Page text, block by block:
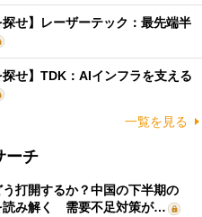
せ】レーザーテック：最先端半
探せ】TDK：AIインフラを支える
一覧を見る
ーチ
打開するか？中国の下半期の
読み解く 需要不足対策が…